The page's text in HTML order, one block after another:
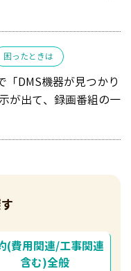
困ったときは
「DMS機器が見つかり
が出て、録画番組の一
(費用関連/工事関連
含む)全般